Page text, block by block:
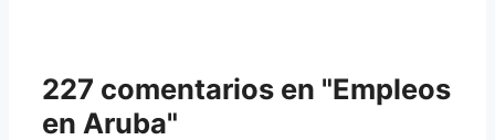
227 comentarios en "Empleos
en Aruba"